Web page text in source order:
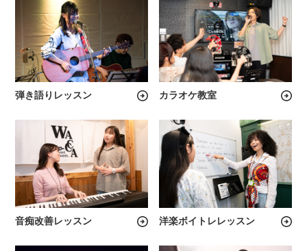
弾き語りレッスン カラオケ教室
音痴改善レッスン 洋楽ボイトレレッスン